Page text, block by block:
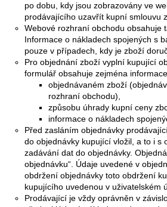
po dobu, kdy jsou zobrazovány ve
prodávajícího uzavřít kupní smlouvu
Webové rozhraní obchodu obsahuje
Informace o nákladech spojených s
pouze v případech, kdy je zboží
Pro objednání zboží vyplní kupující
formulář obsahuje zejména
objednávaném zboží
rozhraní obchodu),
způsobu úhrady kupní ceny
informace o nákladech
Před zasláním objednávky
do objednávky kupující vložil, a to i s
zadávání dat do objednávky.
objednávku“. Údaje uvedené v
obdržení objednávky toto obdržení
kupujícího uvedenou v uživatelském
Prodávající je vždy oprávněn v